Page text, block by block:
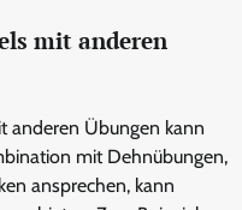
mit anderen
anderen Übungen kann
mit Dehnübungen,
ansprechen, kann